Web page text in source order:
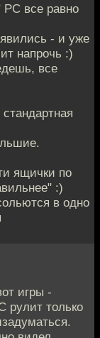
РС все равно
- и уже
напрочь :)
все
ящички по
:)
в одно
игры -
рулит только